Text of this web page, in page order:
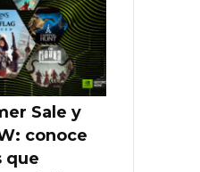
Sale y
conoce
que